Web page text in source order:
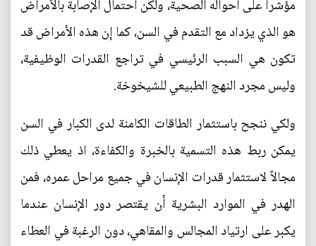
مؤشراً على أحواله الصحية، ولكن احتمال الإصابة بالأمراض
هو الذي يزداد مع التقدم في السن، كما إن هذه الأمراض قد
تكون هي السبب الرئيسي في تراجع القدرات الوظيفية،
وليس مجرد النهج الطبيعي للشيخوخة.
ولكي ننجح باستثمار الطاقات الكامنة لدى الكبار في السن
يمكن ربط هذه التسمية بالخبرة والكفاءة، اذ يعطي ذلك
مجالاً لاستثمار قدرات الإنسان في جميع مراحل عمره، فمن
الهدر في الموارد البشرية أن يقتصر دور الإنسان عندما
يكبر على ارتياد المجالس والمقاهي، دون الرغبة في العطاء